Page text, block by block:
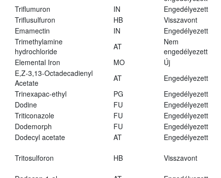
Triflumuron
IN
Engedélyezett
Triflusulfuron
HB
Visszavont
Emamectin
IN
Engedélyezett
Trimethylamine
hydrochloride
AT
Nem
engedélyezett
Elemental Iron
MO
Új
E,Z-3,13-Octadecadienyl
Acetate
AT
Engedélyezett
Trinexapac-ethyl
PG
Engedélyezett
Dodine
FU
Engedélyezett
Triticonazole
FU
Engedélyezett
Dodemorph
FU
Engedélyezett
Dodecyl acetate
AT Engedélyezett
Tritosulforon HB Visszavont